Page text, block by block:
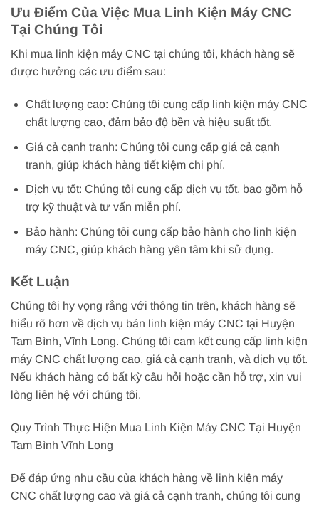
Ưu Điểm Của Việc Mua Linh Kiện Máy CNC
Tại Chúng Tôi
Khi mua linh kiện máy CNC tại chúng tôi, khách hàng sẽ
được hưởng các ưu điểm sau:
Chất lượng cao: Chúng tôi cung cấp linh kiện máy CNC
chất lượng cao, đảm bảo độ bền và hiệu suất tốt.
Giá cả cạnh tranh: Chúng tôi cung cấp giá cả cạnh
tranh, giúp khách hàng tiết kiệm chi phí.
Dịch vụ tốt: Chúng tôi cung cấp dịch vụ tốt, bao gồm hỗ
trợ kỹ thuật và tư vấn miễn phí.
Bảo hành: Chúng tôi cung cấp bảo hành cho linh kiện
máy CNC, giúp khách hàng yên tâm khi sử dụng.
Kết Luận
Chúng tôi hy vọng rằng với thông tin trên, khách hàng sẽ
hiểu rõ hơn về dịch vụ bán linh kiện máy CNC tại Huyện
Tam Bình, Vĩnh Long. Chúng tôi cam kết cung cấp linh kiện
máy CNC chất lượng cao, giá cả cạnh tranh, và dịch vụ tốt.
Nếu khách hàng có bất kỳ câu hỏi hoặc cần hỗ trợ, xin vui
lòng liên hệ với chúng tôi.
Quy Trình Thực Hiện Mua Linh Kiện Máy CNC Tại Huyện
Tam Bình Vĩnh Long
Để đáp ứng nhu cầu của khách hàng về linh kiện máy
CNC chất lượng cao và giá cả cạnh tranh, chúng tôi cung